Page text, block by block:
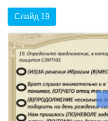
Слайд 19